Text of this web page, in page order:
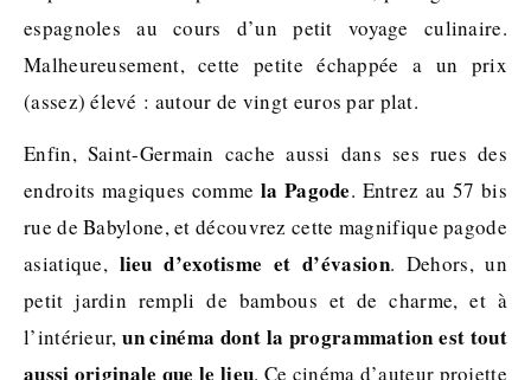
espagnoles au cours d’un petit voyage culinaire.
Malheureusement, cette petite échappée a un prix
(assez) élevé : autour de vingt euros par plat.
Enfin, Saint-Germain cache aussi dans ses rues des
endroits magiques comme la Pagode. Entrez au 57 bis
rue de Babylone, et découvrez cette magnifique pagode
asiatique, lieu d’exotisme et d’évasion. Dehors, un
petit jardin rempli de bambous et de charme, et à
l’intérieur,un cinéma dont la programmation est tout
aussi originale que le lieu. Ce cinéma d’auteur projette